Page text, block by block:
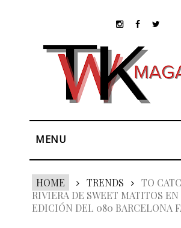
MENU
HOME TRENDS
TO
RIVIERA DE SWEET MATITOS
EDICIÓN DEL 080 BARCELONA